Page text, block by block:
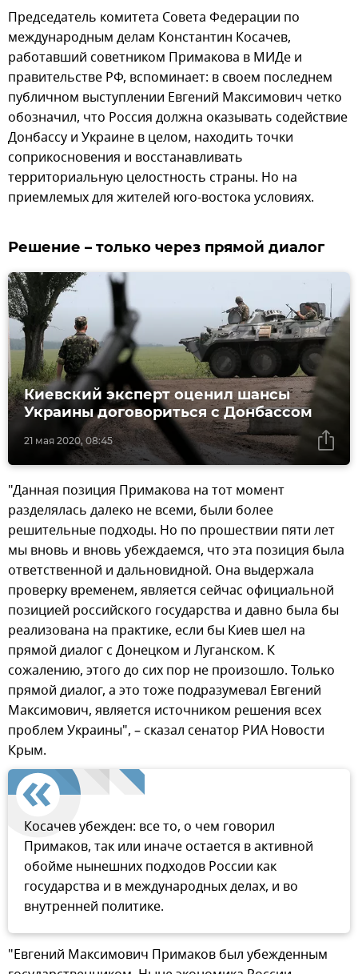
Председатель комитета Совета Федерации по
международным делам Константин Косачев,
работавший советником Примакова в МИДе и
правительстве РФ, вспоминает: в своем последнем
публичном выступлении Евгений Максимович четко
обозначил, что Россия должна оказывать содействие
Донбассу и Украине в целом, находить точки
соприкосновения и восстанавливать
территориальную целостность страны. Но на
приемлемых для жителей юго-востока условиях.
Решение – только через прямой диалог
21 мая 2020, 08:45
Киевский эксперт оценил шансы
Украины договориться с Донбассом
"Данная позиция Примакова на тот момент
разделялась далеко не всеми, были более
решительные подходы. Но по прошествии пяти лет
мы вновь и вновь убеждаемся, что эта позиция была
ответственной и дальновидной. Она выдержала
проверку временем, является сейчас официальной
позицией российского государства и давно была бы
реализована на практике, если бы Киев шел на
прямой диалог с Донецком и Луганском. К
сожалению, этого до сих пор не произошло. Только
прямой диалог, а это тоже подразумевал Евгений
Максимович, является источником решения всех
проблем Украины", – сказал сенатор РИА Новости
Крым.
Косачев убежден: все то, о чем говорил
Примаков, так или иначе остается в активной
обойме нынешних подходов России как
государства и в международных делах, и во
внутренней политике.
"Евгений Максимович Примаков был убежденным